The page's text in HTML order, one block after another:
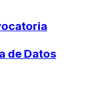
de Datos